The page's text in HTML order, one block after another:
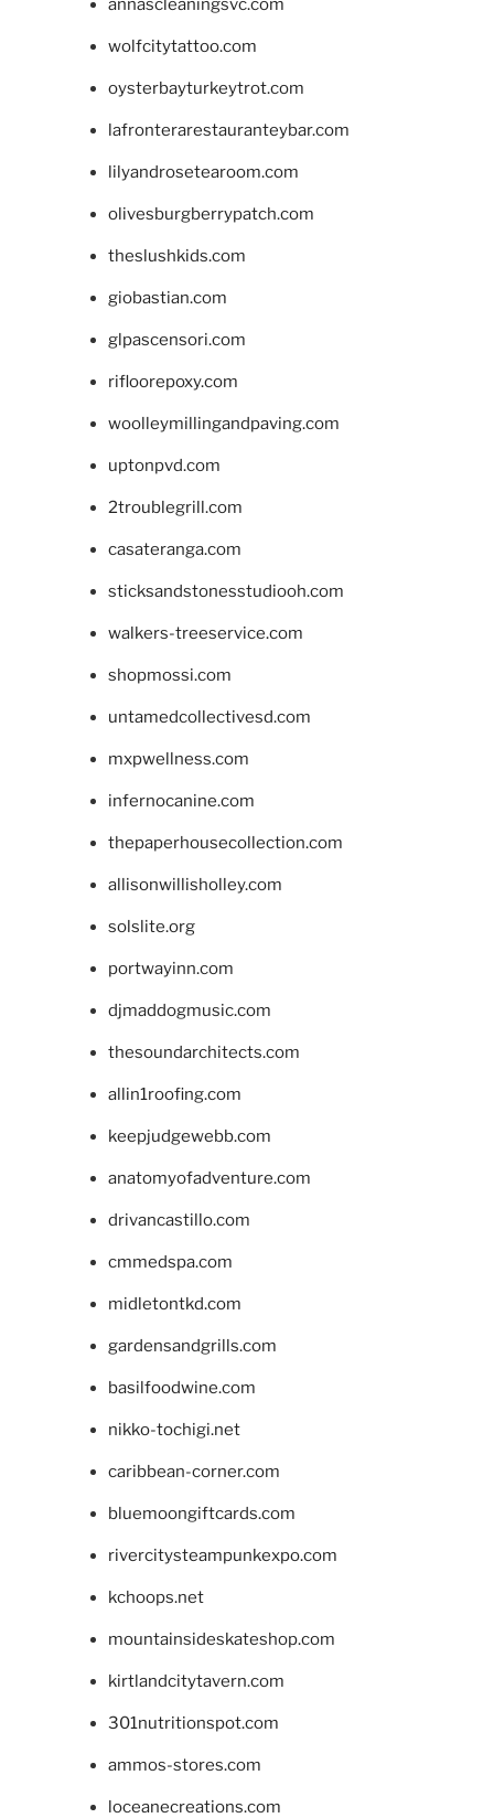
annascleaningsvc.com
wolfcitytattoo.com
oysterbayturkeytrot.com
lafronterarestauranteybar.com
lilyandrosetearoom.com
olivesburgberrypatch.com
theslushkids.com
giobastian.com
glpascensori.com
rifloorepoxy.com
woolleymillingandpaving.com
uptonpvd.com
2troublegrill.com
casateranga.com
sticksandstonesstudiooh.com
walkers-treeservice.com
shopmossi.com
untamedcollectivesd.com
mxpwellness.com
infernocanine.com
thepaperhousecollection.com
allisonwillisholley.com
solslite.org
portwayinn.com
djmaddogmusic.com
thesoundarchitects.com
allin1roofing.com
keepjudgewebb.com
anatomyofadventure.com
drivancastillo.com
cmmedspa.com
midletontkd.com
gardensandgrills.com
basilfoodwine.com
nikko-tochigi.net
caribbean-corner.com
bluemoongiftcards.com
rivercitysteampunkexpo.com
kchoops.net
mountainsideskateshop.com
kirtlandcitytavern.com
301nutritionspot.com
ammos-stores.com
loceanecreations.com